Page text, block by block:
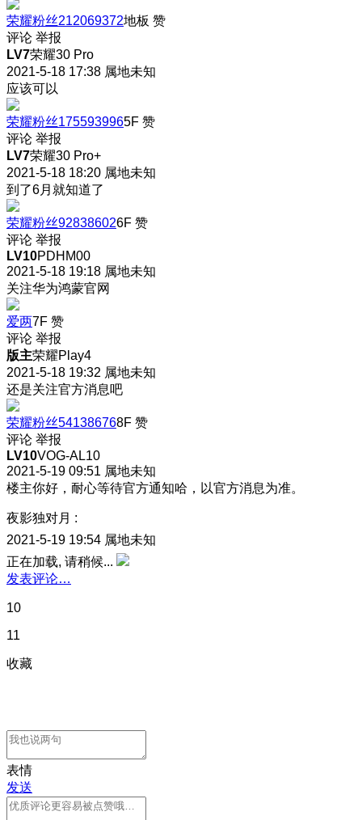
荣耀粉丝212069372地板 赞
评论 举报
LV7荣耀30 Pro
2021-5-18 17:38 属地未知
应该可以
荣耀粉丝1755939965F 赞
评论 举报
LV7荣耀30 Pro+
2021-5-18 18:20 属地未知
到了6月就知道了
荣耀粉丝928386026F 赞
评论 举报
LV10PDHM00
2021-5-18 19:18 属地未知
关注华为鸿蒙官网
爱两7F 赞
评论 举报
版主荣耀Play4
2021-5-18 19:32 属地未知
还是关注官方消息吧
荣耀粉丝541386768F 赞
评论 举报
LV10VOG-AL10
2021-5-19 09:51 属地未知
楼主你好，耐心等待官方通知哈，以官方消息为准。
夜影独对月 :
2021-5-19 19:54 属地未知
正在加载, 请稍候...
发表评论…
10
11
收藏
表情
发送